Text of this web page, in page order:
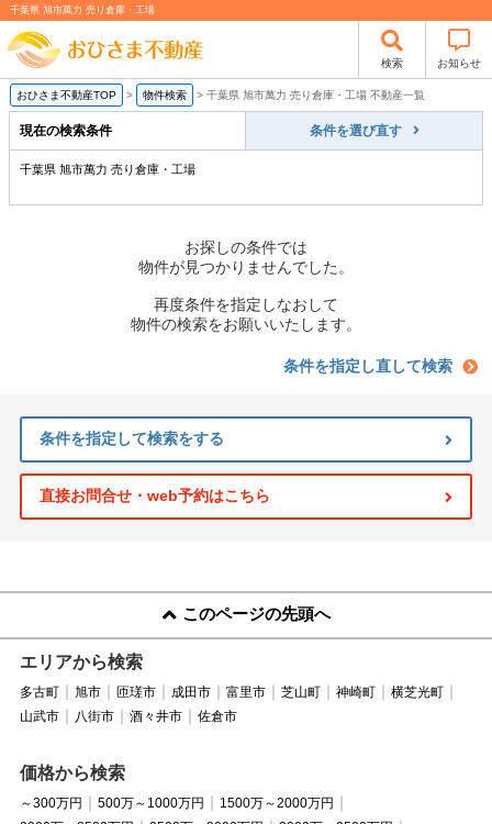
千葉県 旭市萬力 売り倉庫・工場
検索 お知らせ
おひさま不動産TOP > 物件検索 > 千葉県 旭市萬力 売り倉庫・工場 不動産一覧
現在の検索条件 条件を選び直す
千葉県 旭市萬力 売り倉庫・工場
お探しの条件では
物件が見つかりませんでした。
再度条件を指定しなおして
物件の検索をお願いいたします。
条件を指定し直して検索
条件を指定して検索をする
直接お問合せ・web予約はこちら
このページの先頭へ
エリアから検索
多古町 旭市 匝瑳市 成田市 富里市 芝山町 神崎町
横芝光町
山武市
八街市 酒々井市 佐倉市
価格から検索
～300万円 500万～1000万円
1500万～2000万円